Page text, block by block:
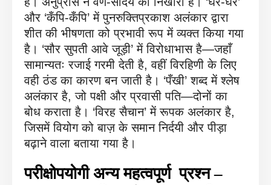
और ‘कँपि-कँपि’ में पुनरुक्तिप्रकाश अलंकार द्वारा
शीत की भीषणता को प्रभावी रूप में व्यक्त किया गया
है। ‘सौर सुपती आवे जूड़ी’ में विरोधाभास है—जहाँ
सामान्यतः रजाई गरमी देती है, वहीं विरहिणी के लिए
वही ठंड का कारण बन जाती है। ‘पँखी’ शब्द में श्लेष
अलंकार है, जो पक्षी और प्रवासी पति—दोनों का
बोध कराता है। ‘विरह सैचान’ में रूपक अलंकार है,
जिसमें वियोग को बाज़ के समान निर्दयी और पीड़ा
बढ़ाने वाला बताया गया है।
परीक्षोपयोगी अन्य महत्वपूर्ण प्रश्न –